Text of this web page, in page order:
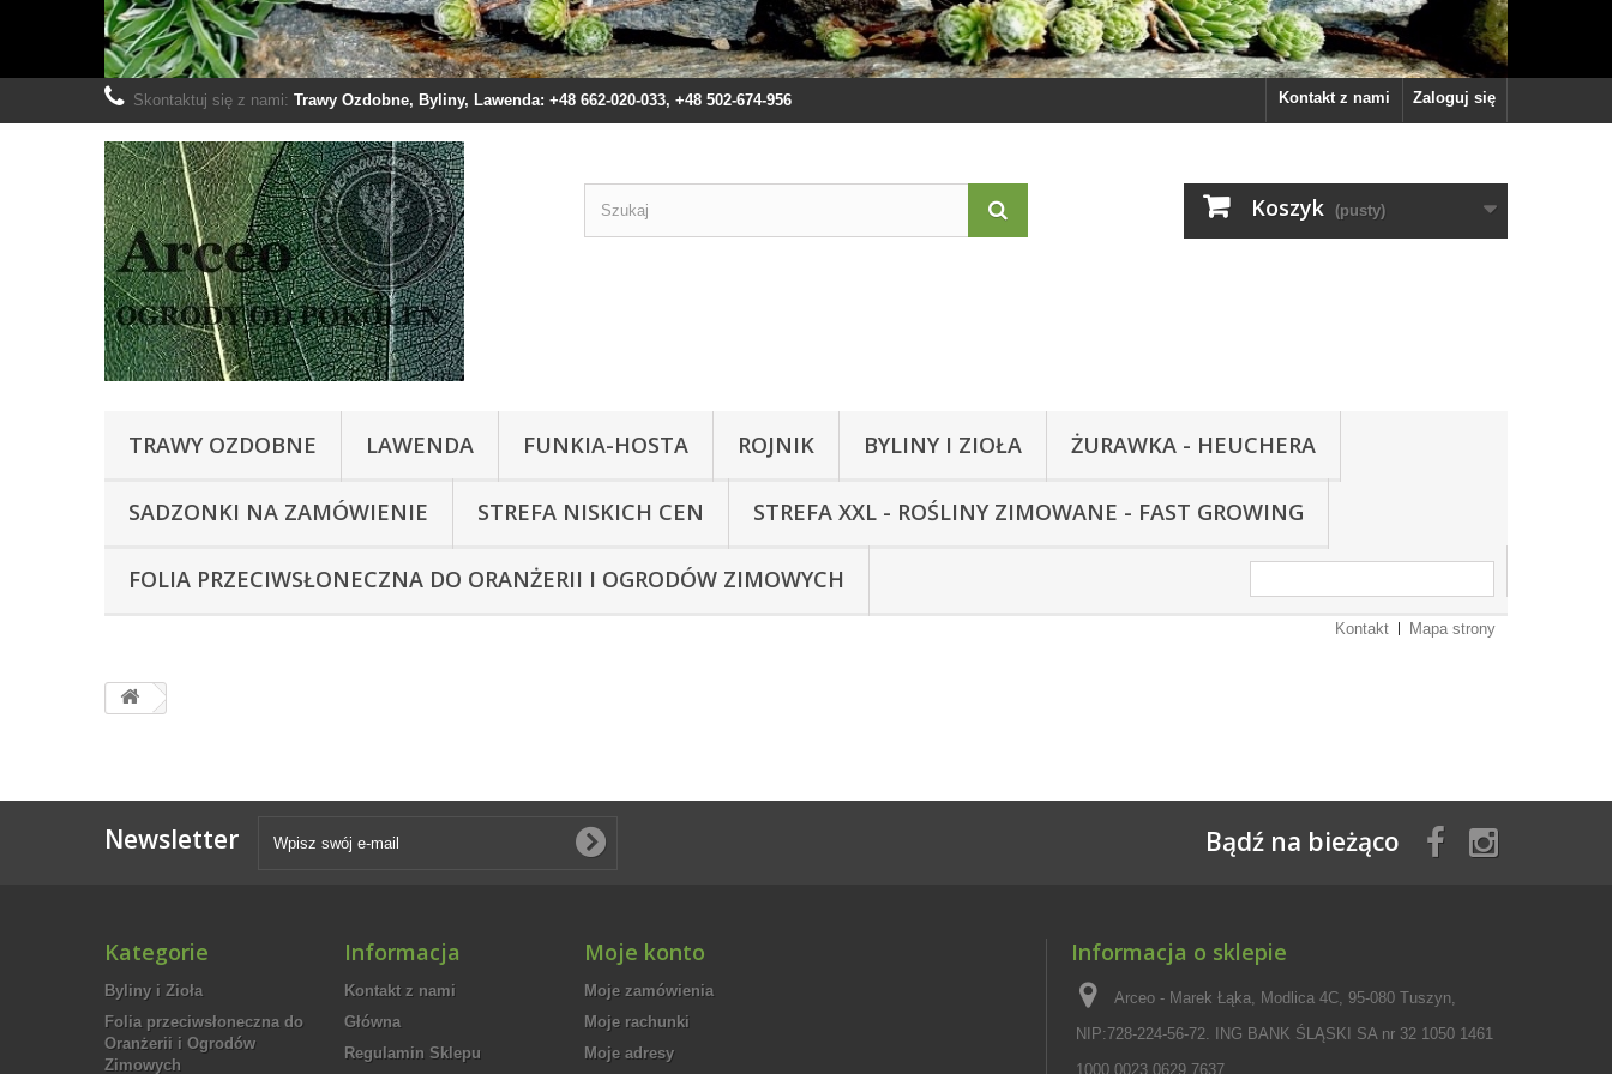
Zaloguj się
Kontakt z nami
Skontaktuj się z nami: Trawy Ozdobne, Byliny, Lawenda: +48 662-020-033, +48 502-674-956
Koszyk (pusty)
TRAWY OZDOBNE LAWENDA FUNKIA-HOSTA ROJNIK BYLINY I ZIOŁA ŻURAWKA - HEUCHERA
SADZONKI NA ZAMÓWIENIE STREFA NISKICH CEN STREFA XXL - ROŚLINY ZIMOWANE - FAST GROWING
FOLIA PRZECIWSŁONECZNA DO ORANŻERII I OGRODÓW ZIMOWYCH
Kontakt Mapa strony
Newsletter Bądź na bieżąco
Kategorie
Byliny i Zioła
Folia przeciwsłoneczna do
Oranżerii i Ogrodów
Zimowych
Informacja
Kontakt z nami
Główna
Regulamin Sklepu
Moje konto
Moje zamówienia
Moje rachunki
Moje adresy
Informacja o sklepie
Arceo - Marek Łąka, Modlica 4C, 95-080 Tuszyn,
NIP:728-224-56-72. ING BANK ŚLĄSKI SA nr 32 1050 1461
1000 0023 0629 7637